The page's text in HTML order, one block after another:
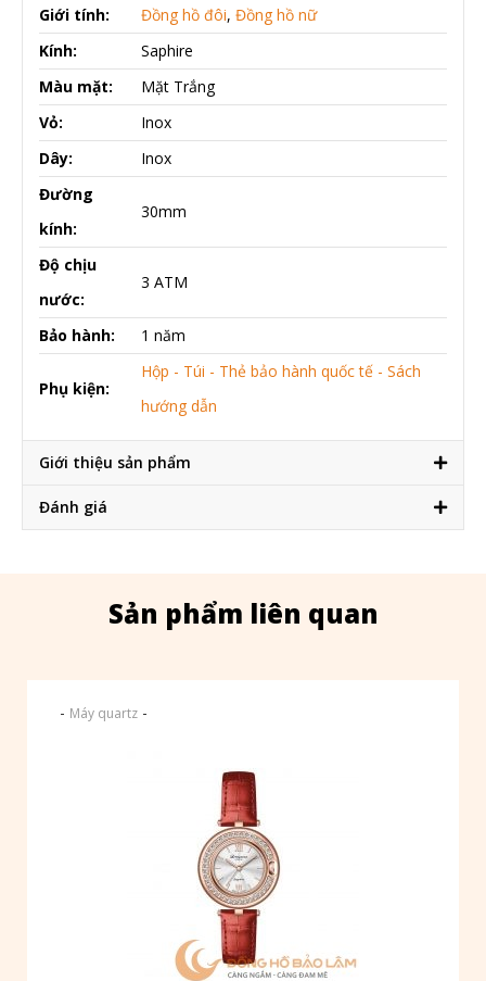
Giới tính: Đồng hồ đôi, Đồng hồ nữ
Kính:
Saphire
Màu mặt:
Mặt Trắng
Vỏ:
Inox
Dây:
Inox
Đường
kính:
30mm
Độ chịu
nước:
3 ATM
Bảo hành: 1 năm
Phụ kiện:
Hộp - Túi - Thẻ bảo hành quốc tế - Sách
hướng dẫn
Giới thiệu sản phẩm
Đánh giá
Sản phẩm liên quan
- Máy quartz -